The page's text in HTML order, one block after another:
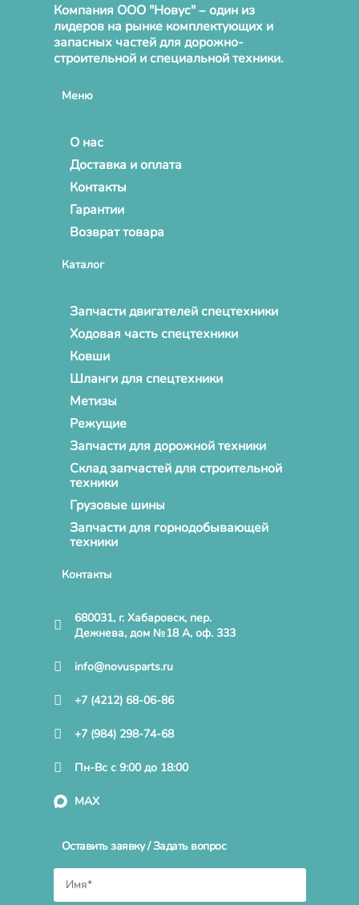
Компания ООО "Новус" – один из
лидеров на рынке комплектующих и
запасных частей для дорожно-
строительной и специальной техники.
Меню
О нас
Доставка и оплата
Контакты
Гарантии
Возврат товара
Каталог
Запчасти двигателей спецтехники
Ходовая часть спецтехники
Ковши
Шланги для спецтехники
Метизы
Режущие
Запчасти для дорожной техники
Склад запчастей для строительной
техники
Грузовые шины
Запчасти для горнодобывающей
техники
Контакты
680031, г. Хабаровск, пер.
Дежнева, дом №18 А, оф. 333
info@novusparts.ru
+7 (4212) 68-06-86
+7 (984) 298-74-68
Пн-Вс с 9:00 до 18:00
MAX
Оставить заявку / Задать вопрос